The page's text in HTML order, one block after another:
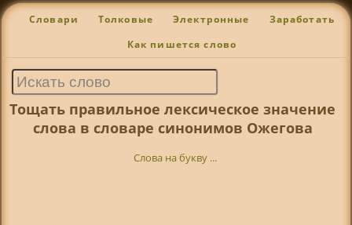
Словари Толковые Электронные Заработать
Как пишется слово
Тощать правильное лексическое значение
слова в словаре синонимов Ожегова
Слова на букву ...